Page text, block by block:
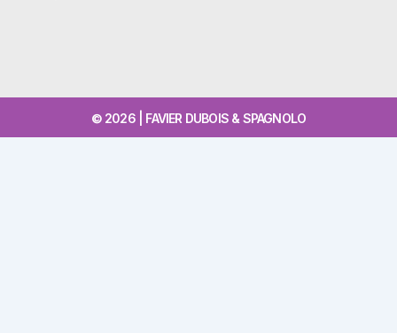
© 2026 | FAVIER DUBOIS & SPAGNOLO